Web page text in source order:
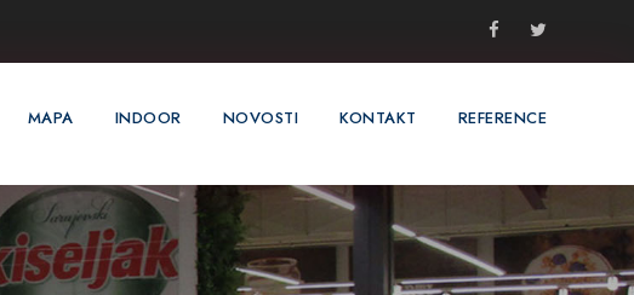
MAPA INDOOR NOVOSTI KONTAKT REFERENCE